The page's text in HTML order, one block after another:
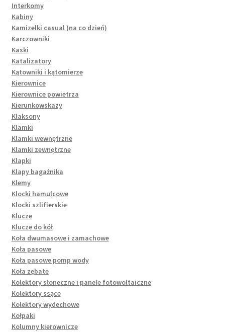
Interkomy
Kabiny
Kamizelki casual (na co dzień)
Karczowniki
Kaski
Katalizatory
Kątowniki i kątomierze
Kierownice
Kierownice powietrza
Kierunkowskazy
Klaksony
Klamki
Klamki wewnętrzne
Klamki zewnętrzne
Klapki
Klapy bagażnika
Klemy
Klocki hamulcowe
Klocki szlifierskie
Klucze
Klucze do kół
Koła dwumasowe i zamachowe
Koła pasowe
Koła pasowe pomp wody
Koła zębate
Kolektory słoneczne i panele fotowoltaiczne
Kolektory ssące
Kolektory wydechowe
Kołpaki
Kolumny kierownicze